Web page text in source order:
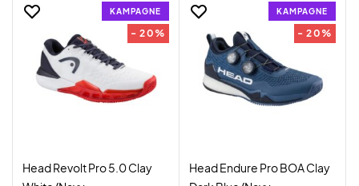
KAMPAGNE
- 20%
Head Revolt Pro 5.0 Clay
KAMPAGNE
- 20%
Head Endure Pro BOA Clay